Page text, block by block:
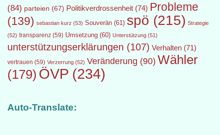
(84) parteien (67) Politikverdrossenheit (74) Probleme
(139) sebastian kurz (53) Souverän (61) spö (215) Strategie
(52) transparenz (59) Umsetzung (60) Unterstützung (51)
unterstützungserklärungen (107) Verhalten (71)
vertrauen (59) Verzerrung (52) Veränderung (90) Wähler
(179) ÖVP (234)
Auto-Translate: